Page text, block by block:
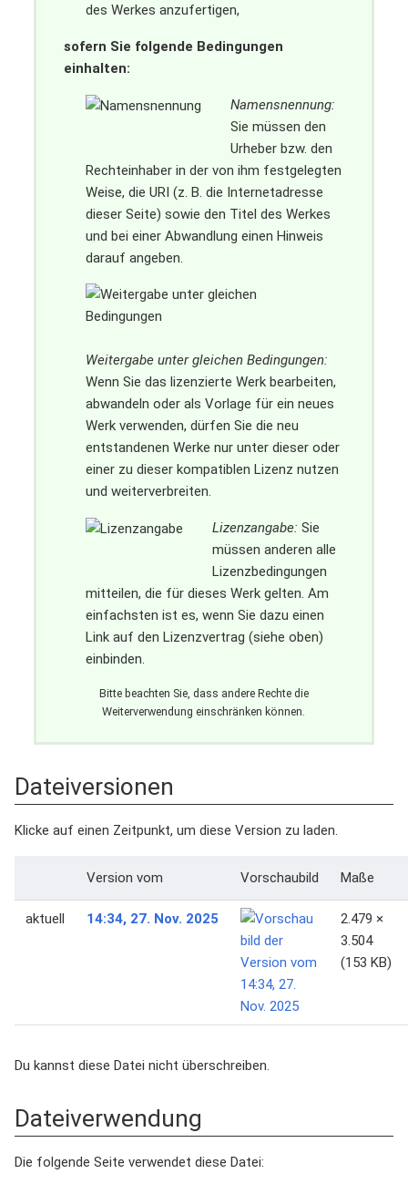
des Werkes anzufertigen,
sofern Sie folgende Bedingungen
einhalten:
Namensnennung:
Sie müssen den
Urheber bzw. den
Rechteinhaber in der von ihm festgelegten
Weise, die URI (z. B. die Internetadresse
dieser Seite) sowie den Titel des Werkes
und bei einer Abwandlung einen Hinweis
darauf angeben.
Weitergabe unter gleichen Bedingungen:
Wenn Sie das lizenzierte Werk bearbeiten,
abwandeln oder als Vorlage für ein neues
Werk verwenden, dürfen Sie die neu
entstandenen Werke nur unter dieser oder
einer zu dieser kompatiblen Lizenz nutzen
und weiterverbreiten.
Lizenzangabe: Sie
müssen anderen alle
Lizenzbedingungen
mitteilen, die für dieses Werk gelten. Am
einfachsten ist es, wenn Sie dazu einen
Link auf den Lizenzvertrag (siehe oben)
einbinden.
Bitte beachten Sie, dass andere Rechte die
Weiterverwendung einschränken können.
Dateiversionen
Klicke auf einen Zeitpunkt, um diese Version zu laden.
Version vom Vorschaubild Maße
aktuell 14:34, 27. Nov. 2025
2.479 ×
3.504
(153 KB)
Du kannst diese Datei nicht überschreiben.
Dateiverwendung
Die folgende Seite verwendet diese Datei: